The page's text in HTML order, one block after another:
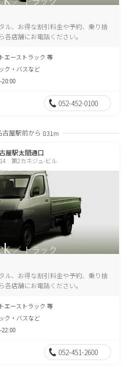
ル、お得な割引料金や予約、乗り捨
店舗にお電話ください。
エーストラック 等
ク・バスなど
20:00
052-452-0100
屋駅前から 831m
屋駅太閤通口
第2カネジュ-ビル
ル、お得な割引料金や予約、乗り捨
店舗にお電話ください。
エーストラック 等
ク・バスなど
22:00
052-451-2600